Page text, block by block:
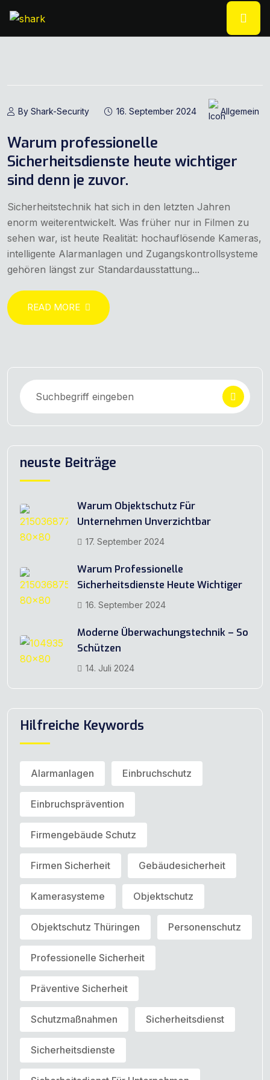
By Shark-Security 16. September 2024 Allgemein
Warum professionelle
Sicherheitsdienste heute wichtiger
sind denn je zuvor.
Sicherheitstechnik hat sich in den letzten Jahren
enorm weiterentwickelt. Was früher nur in Filmen zu
sehen war, ist heute Realität: hochauflösende Kameras,
intelligente Alarmanlagen und Zugangskontrollsysteme
gehören längst zur Standardausstattung...
READ MORE
neuste Beiträge
Warum Objektschutz Für
Unternehmen Unverzichtbar
17. September 2024
Warum Professionelle
Sicherheitsdienste Heute Wichtiger
16. September 2024
Moderne Überwachungstechnik – So
Schützen
14. Juli 2024
Hilfreiche Keywords
Alarmanlagen Einbruchschutz
Einbruchsprävention
Firmengebäude Schutz
Firmen Sicherheit Gebäudesicherheit
Kamerasysteme Objektschutz
Objektschutz Thüringen Personenschutz
Professionelle Sicherheit
Präventive Sicherheit
Schutzmaßnahmen Sicherheitsdienst
Sicherheitsdienste